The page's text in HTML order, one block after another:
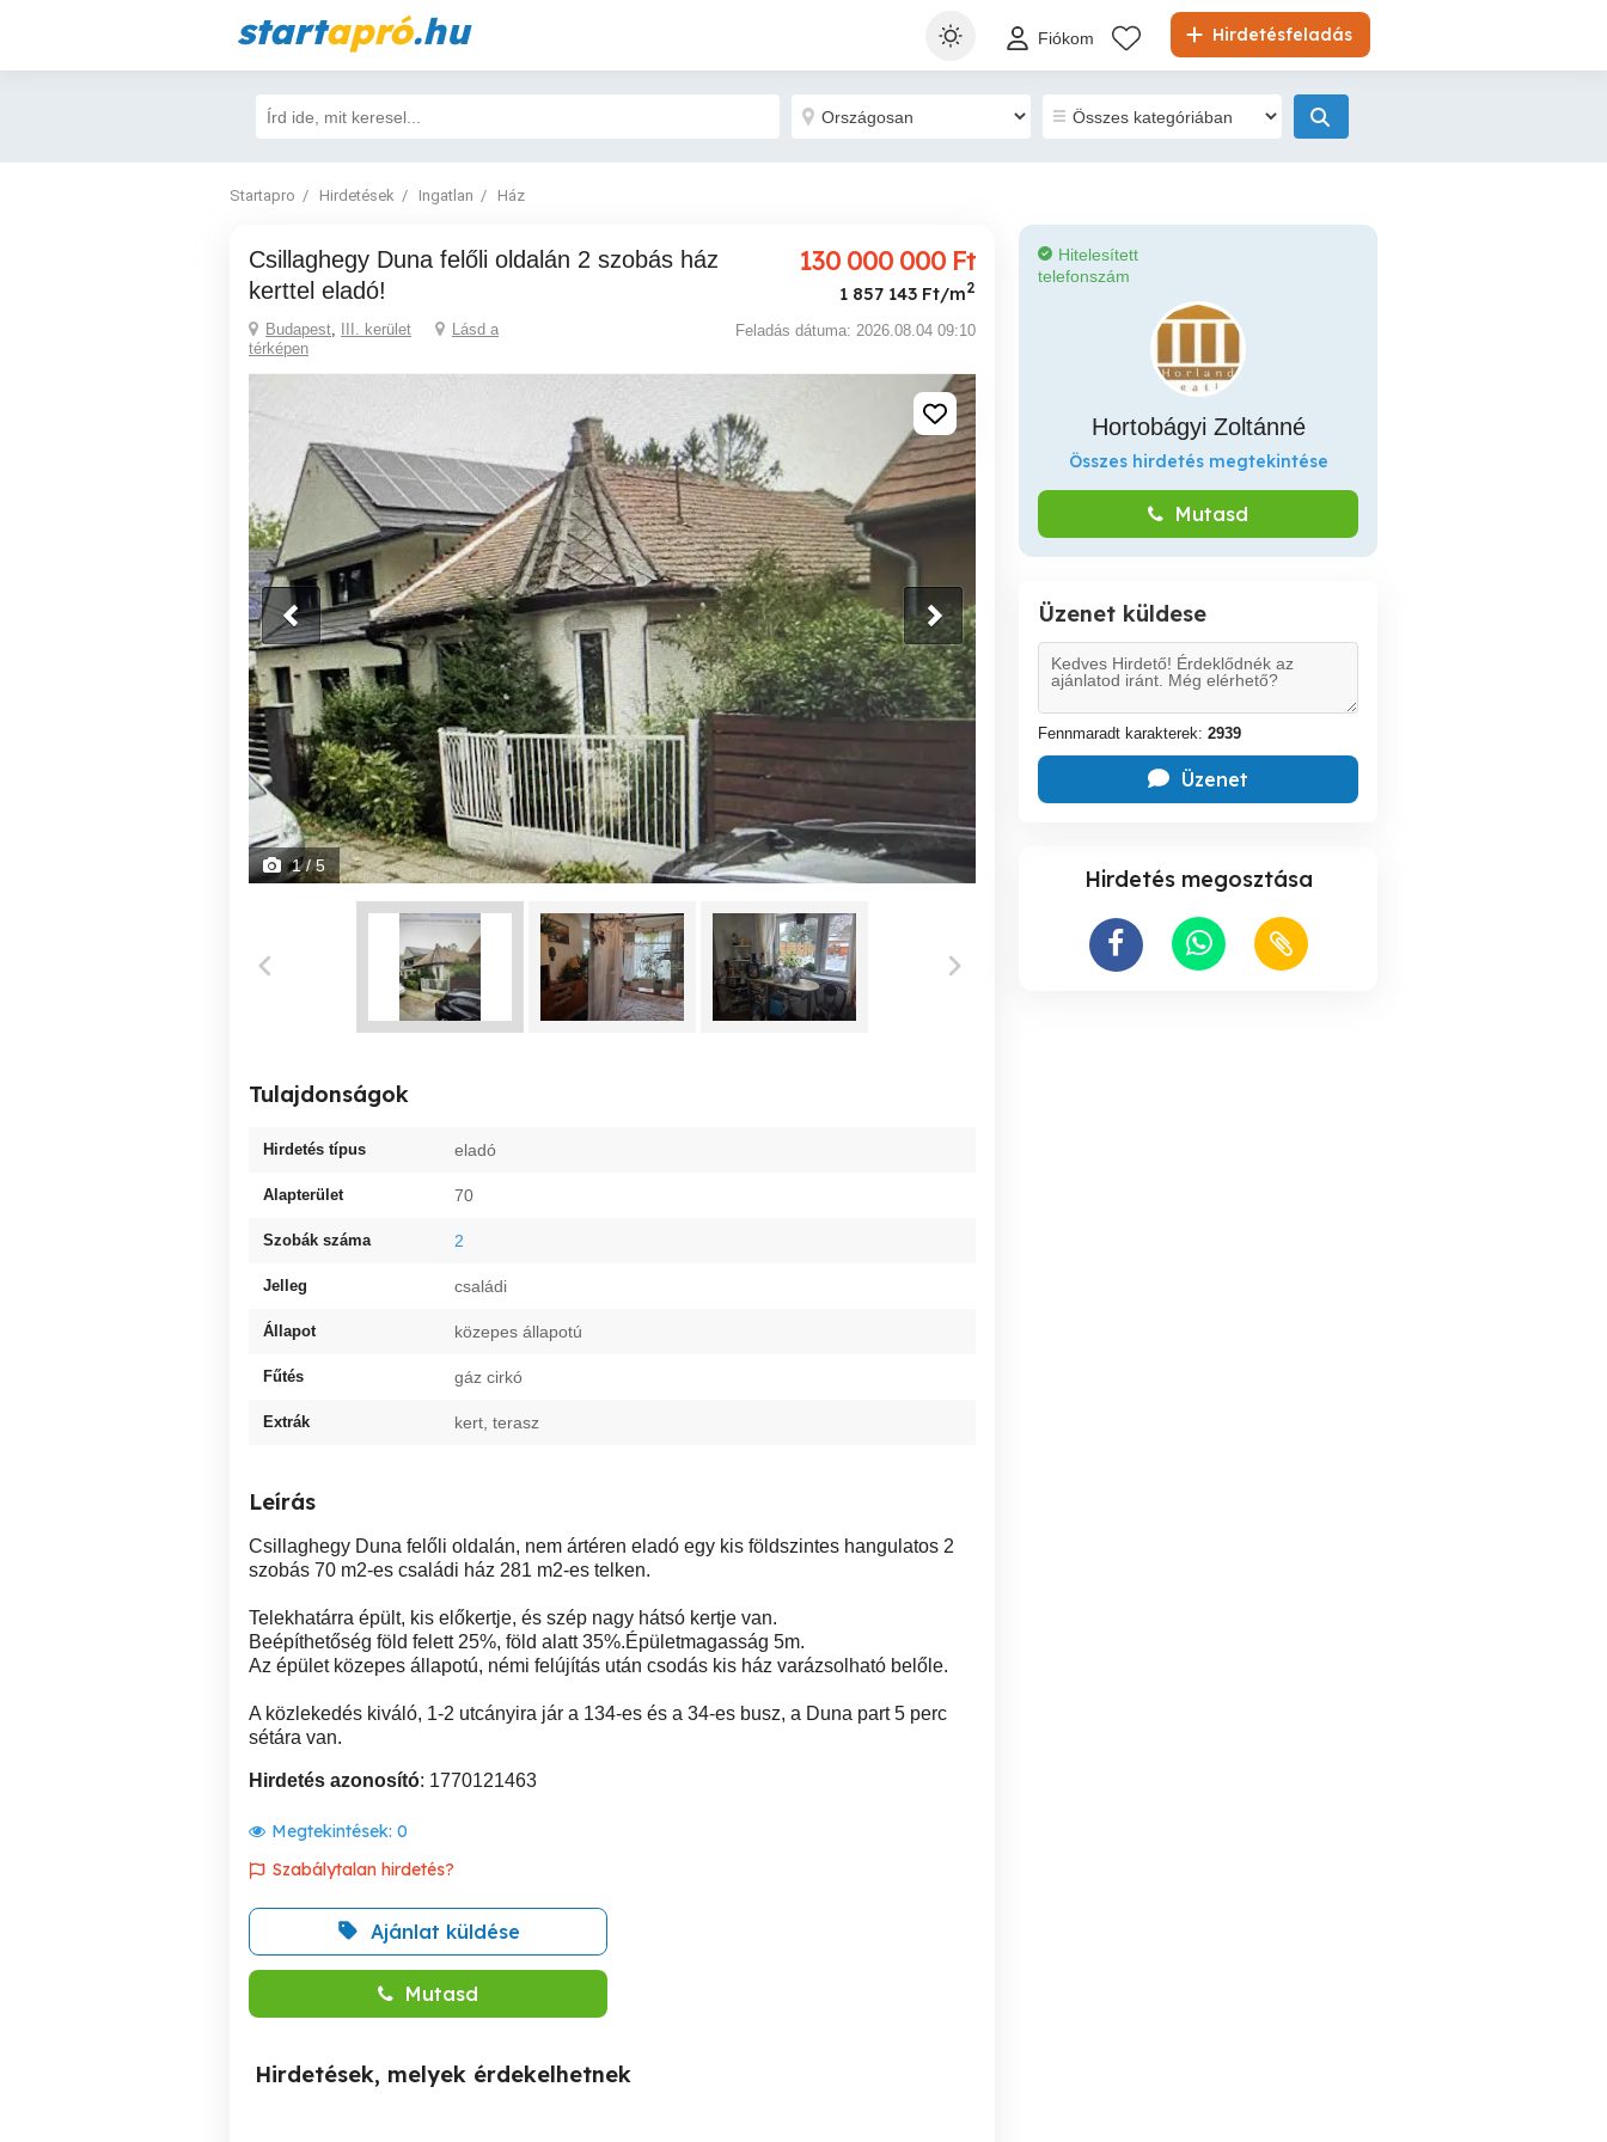
startapró.hu Hirdetésfeladás
Fiókom
Startapro Hirdetések Ingatlan Ház
Csillaghegy Duna felőli oldalán 2 szobás ház
kerttel eladó!
130 000 000 Ft
1 857 143 Ft/m2
Budapest, III. kerület
Lásd a
térképen
Feladás dátuma: 2026.08.04 09:10
1/ 5
Tulajdonságok
Hirdetés típus eladó
Alapterület 70
Szobák száma 2
Jelleg családi
Állapot közepes állapotú
Fűtés gáz cirkó
Extrák kert, terasz
Leírás
Csillaghegy Duna felőli oldalán, nem ártéren eladó egy kis földszintes hangulatos 2
szobás 70 m2-es családi ház 281 m2-es telken.
Telekhatárra épült, kis előkertje, és szép nagy hátsó kertje van.
Beépíthetőség föld felett 25%, föld alatt 35%.Épületmagasság 5m.
Az épület közepes állapotú, némi felújítás után csodás kis ház varázsolható belőle.
A közlekedés kiváló, 1-2 utcányira jár a 134-es és a 34-es busz, a Duna part 5 perc
sétára van.
Hirdetés azonosító: 1770121463
Megtekintések: 0
Szabálytalan hirdetés?
Ajánlat küldése
Mutasd
Hirdetések, melyek érdekelhetnek
Hitelesített
telefonszám
Hortobágyi Zoltánné
Összes hirdetés megtekintése
Mutasd
Üzenet küldese
Fennmaradt karakterek: 2939
Üzenet
Hirdetés megosztása